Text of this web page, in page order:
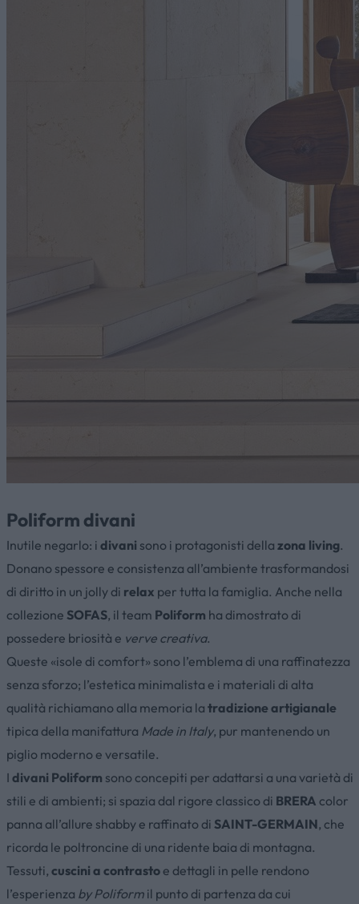
Poliform divani
Inutile negarlo: i divani sono i protagonisti della zona living.
Donano spessore e consistenza all’ambiente trasformandosi
di diritto in un jolly di relax per tutta la famiglia. Anche nella
collezione SOFAS, il team Poliform ha dimostrato di
possedere briosità e verve creativa.
Queste «isole di comfort» sono l’emblema di una raffinatezza
senza sforzo; l’estetica minimalista e i materiali di alta
qualità richiamano alla memoria la tradizione artigianale
tipica della manifattura Made in Italy, pur mantenendo un
piglio moderno e versatile.
I divani Poliform sono concepiti per adattarsi a una varietà di
stili e di ambienti; si spazia dal rigore classico di BRERA color
panna all’allure shabby e raffinato di SAINT-GERMAIN, che
ricorda le poltroncine di una ridente baia di montagna.
Tessuti, cuscini a contrastoe dettagli in pelle rendono
l’esperienza by Poliformil punto di partenza da cui